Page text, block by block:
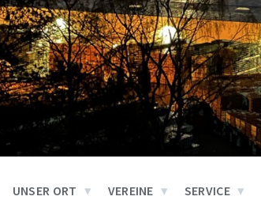
UNSER ORT VEREINE SERVICE